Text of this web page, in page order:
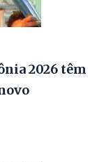
2026 têm